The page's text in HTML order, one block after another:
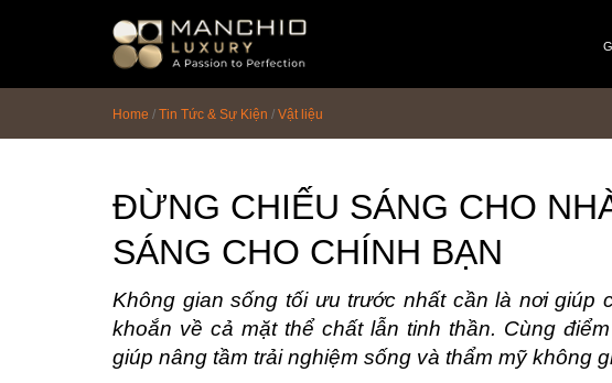
Home / Tin Tức & Sự Kiện / Vật liệu
ĐỪNG CHIẾU SÁNG CHO
SÁNG CHO CHÍNH BẠN
Không gian sống tối ưu trước nhất cần là nơi giúp
khoắn về cả mặt thể chất lẫn tinh thần. Cùng
giúp nâng tầm trải nghiệm sống và thẩm mỹ không